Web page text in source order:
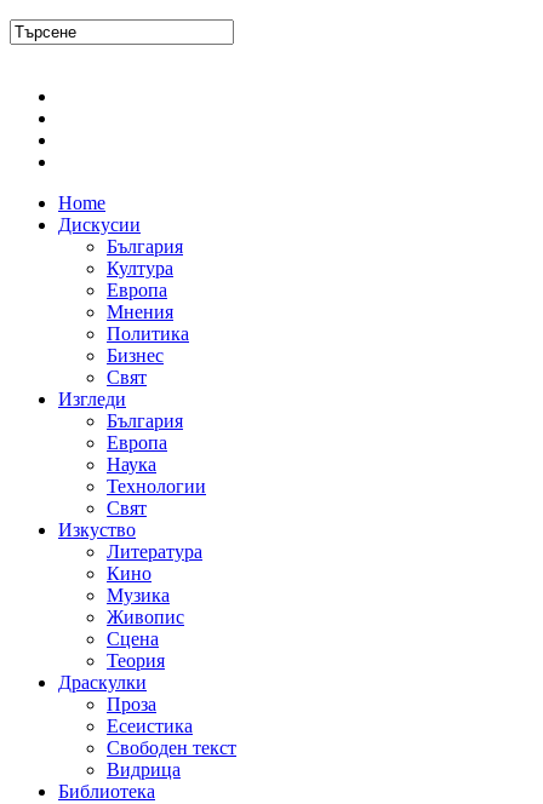
Home
Дискусии
България
Култура
Европа
Мнения
Политика
Бизнес
Свят
Изгледи
България
Европа
Наука
Технологии
Свят
Изкуство
Литература
Кино
Музика
Живопис
Сцена
Теория
Драскулки
Проза
Есеистика
Свободен текст
Видрица
Библиотека